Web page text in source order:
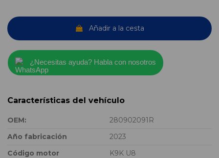
Añadir a la cesta
¿Necesitas ayuda? Habla con nosotros
Características del vehículo
OEM:
280902091R
Año fabricación
2023
Código motor
K9K U8